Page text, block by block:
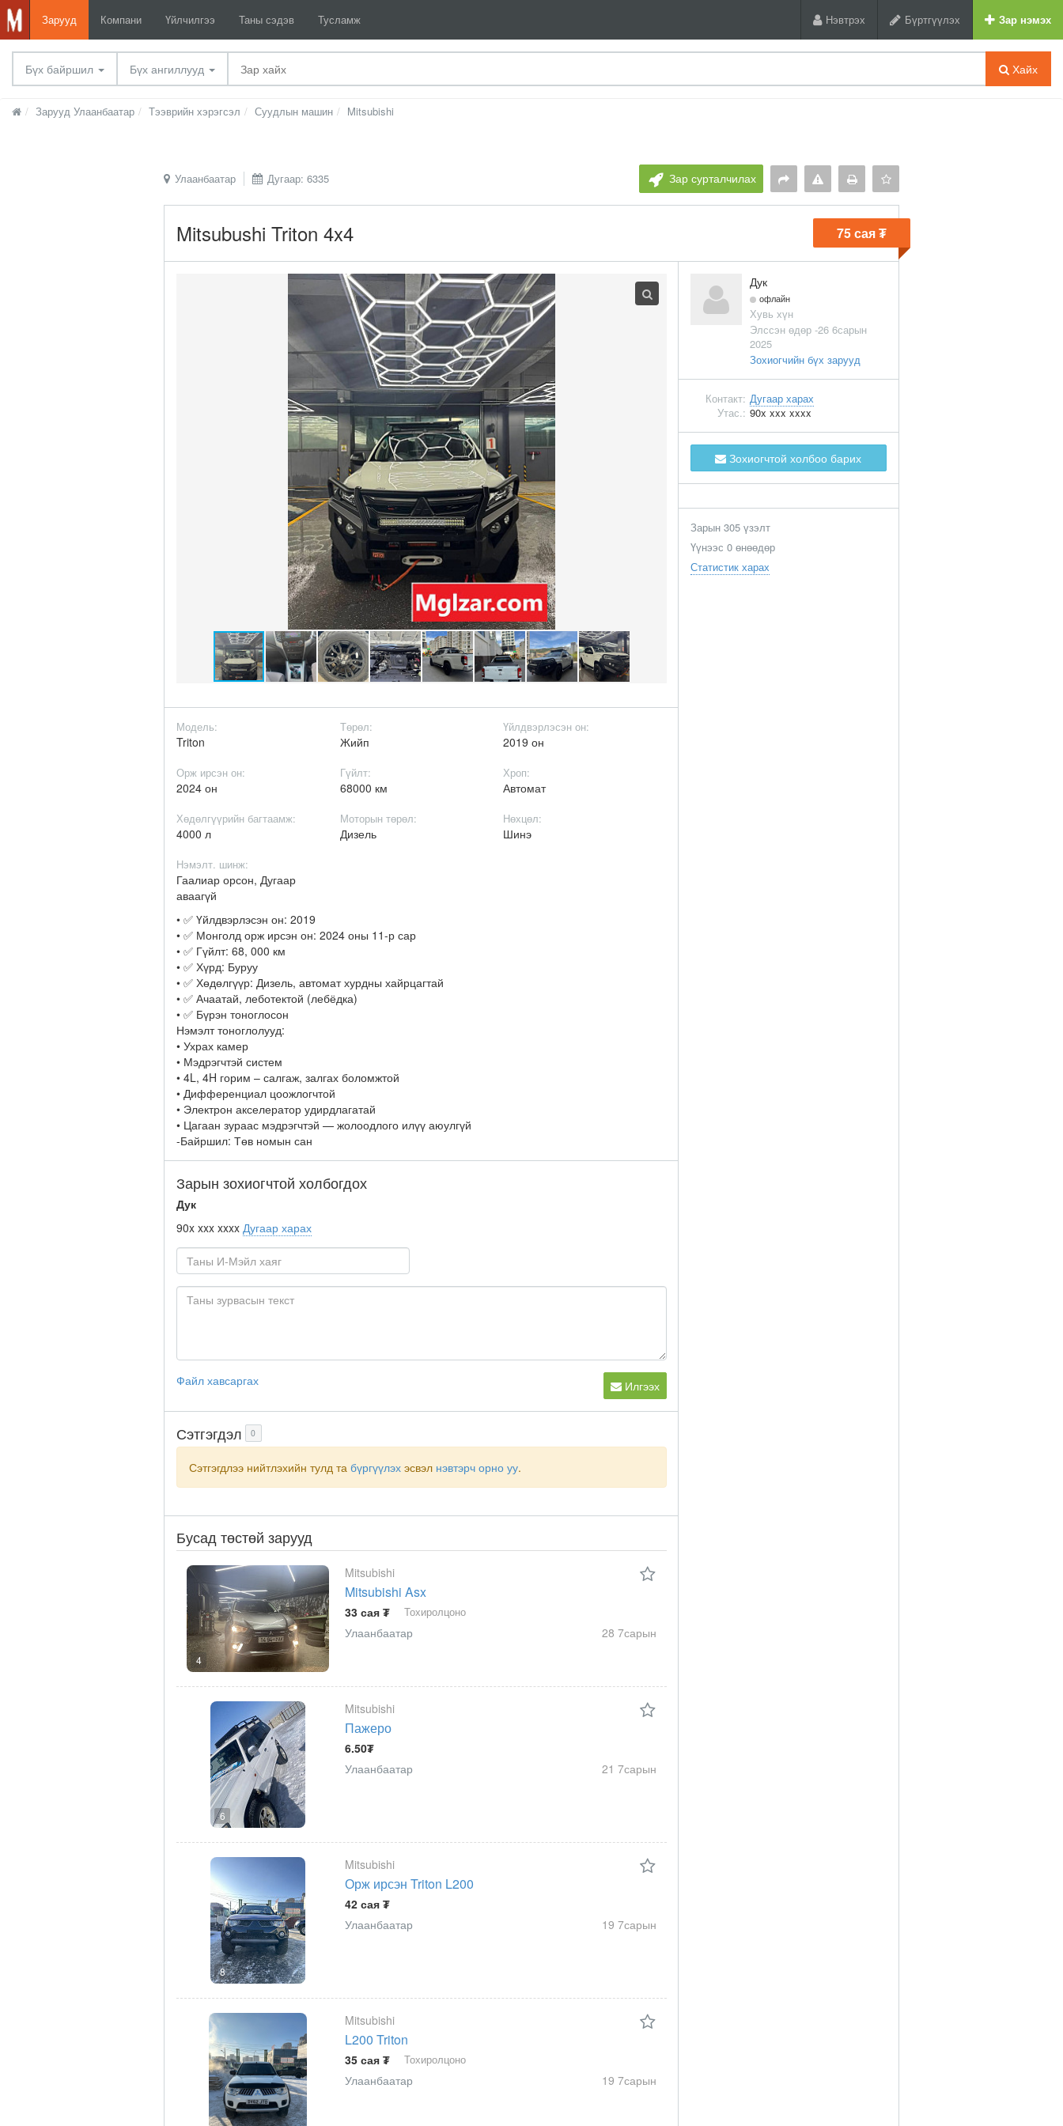
Зарууд Компани Үйлчилгээ Таны сэдэв Тусламж Нэвтрэх Бүртгүүлэх Зар нэмэх
Бүх байршил Бүх ангиллууд Хайх
Зарууд Улаанбаатар Тээврийн хэрэгсэл Суудлын машин Mitsubishi
Улаанбаатар Дугаар: 6335 Зар сурталчилах
Mitsubushi Triton 4x4 75 сая ₮
Модель:
Triton
Төрөл:
Жийп
Үйлдвэрлэсэн он:
2019 он
Орж ирсэн он:
2024 он
Гүйлт:
68000 км
Хроп:
Автомат
Хөдөлгүүрийн багтаамж:
4000 л
Моторын төрөл:
Дизель
Нөхцөл:
Шинэ
Нэмэлт. шинж:
Гаалиар орсон, Дугаар
аваагүй
• ✅ Үйлдвэрлэсэн он: 2019
• ✅ Монголд орж ирсэн он: 2024 оны 11-р сар
• ✅ Гүйлт: 68, 000 км
• ✅ Хүрд: Буруу
• ✅ Хөдөлгүүр: Дизель, автомат хурдны хайрцагтай
• ✅ Ачаатай, леботектой (лебёдка)
• ✅ Бүрэн тоноглосон
Нэмэлт тоноглолууд:
• Ухрах камер
• Мэдрэгчтэй систем
• 4L, 4H горим – салгаж, залгах боломжтой
• Дифференциал цоожлогчтой
• Электрон акселератор удирдлагатай
• Цагаан зураас мэдрэгчтэй — жолоодлого илүү аюулгүй
-Байршил: Төв номын сан
Зарын зохиогчтой холбогдох
Дук
90x xxx xxxx Дугаар харах
Файл хавсаргах Илгээх
Сэтгэгдэл 0
Сэтгэгдлээ нийтлэхийн тулд та бүргүүлэх эсвэл нэвтэрч орно уу.
Бусад төстөй зарууд
4
Mitsubishi
Mitsubishi Asx
33 сая ₮ Тохиролцоно
Улаанбаатар 28 7сарын
6
Mitsubishi
Пажеро
6.50₮
Улаанбаатар
21 7сарын
8
Mitsubishi
Орж ирсэн Triton L200
42 сая ₮
Улаанбаатар
19 7сарын
Mitsubishi
L200 Triton
35 сая ₮ Тохиролцоно
Улаанбаатар 19 7сарын
Дук
офлайн
Хувь хүн
Элссэн өдөр -26 6сарын
2025
Зохиогчийн бүх зарууд
Контакт: Дугаар харах
Утас.: 90x xxx xxxx
Зохиогчтой холбоо барих
Зарын 305 үзэлт
Үүнээс 0 өнөөдөр
Статистик харах